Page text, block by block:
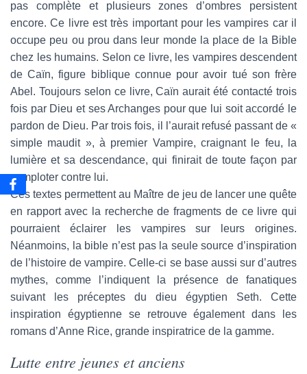
pas complète et plusieurs zones d’ombres persistent
encore. Ce livre est très important pour les vampires car il
occupe peu ou prou dans leur monde la place de la Bible
chez les humains. Selon ce livre, les vampires descendent
de Caïn, figure biblique connue pour avoir tué son frère
Abel. Toujours selon ce livre, Caïn aurait été contacté trois
fois par Dieu et ses Archanges pour que lui soit accordé le
pardon de Dieu. Par trois fois, il l’aurait refusé passant de «
simple maudit », à premier Vampire, craignant le feu, la
lumière et sa descendance, qui finirait de toute façon par
comploter contre lui.
Ces textes permettent au Maître de jeu de lancer une quête
en rapport avec la recherche de fragments de ce livre qui
pourraient éclairer les vampires sur leurs origines.
Néanmoins, la bible n’est pas la seule source d’inspiration
de l’histoire de vampire. Celle-ci se base aussi sur d’autres
mythes, comme l’indiquent la présence de fanatiques
suivant les préceptes du dieu égyptien Seth. Cette
inspiration égyptienne se retrouve également dans les
romans d’Anne Rice, grande inspiratrice de la gamme.
Lutte entre jeunes et anciens